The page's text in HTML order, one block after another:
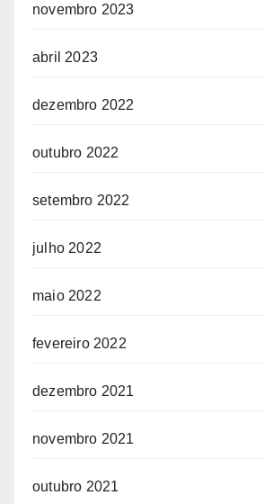
novembro 2023
abril 2023
dezembro 2022
outubro 2022
setembro 2022
julho 2022
maio 2022
fevereiro 2022
dezembro 2021
novembro 2021
outubro 2021